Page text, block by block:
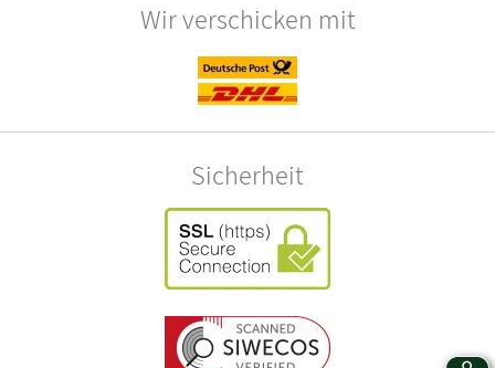
Wir verschicken mit
Sicherheit